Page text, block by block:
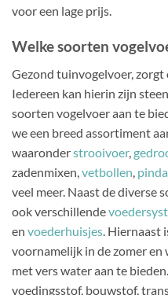
voor een lage prijs.
Welke soorten
Gezond tuinvogelvoer, zorgt
Iedereen kan hierin zijn
soorten vogelvoer aan te
we een breed assortiment
waaronderstrooivoer,
zadenmixen, vetbollen
veel meer. Naast de diverse
ook verschillende
en voederhuisjes . Hiernaast
voornamelijk in de zomer en
met vers water aan te
voedingsstof, bouwstof,